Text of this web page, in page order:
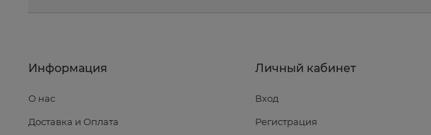
Информация
О нас
Доставка и Оплата
Личный кабинет
Вход
Регистрация